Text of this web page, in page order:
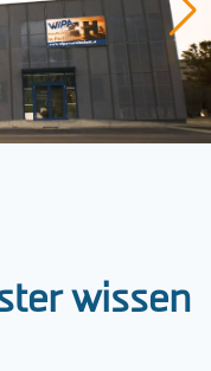
wissen